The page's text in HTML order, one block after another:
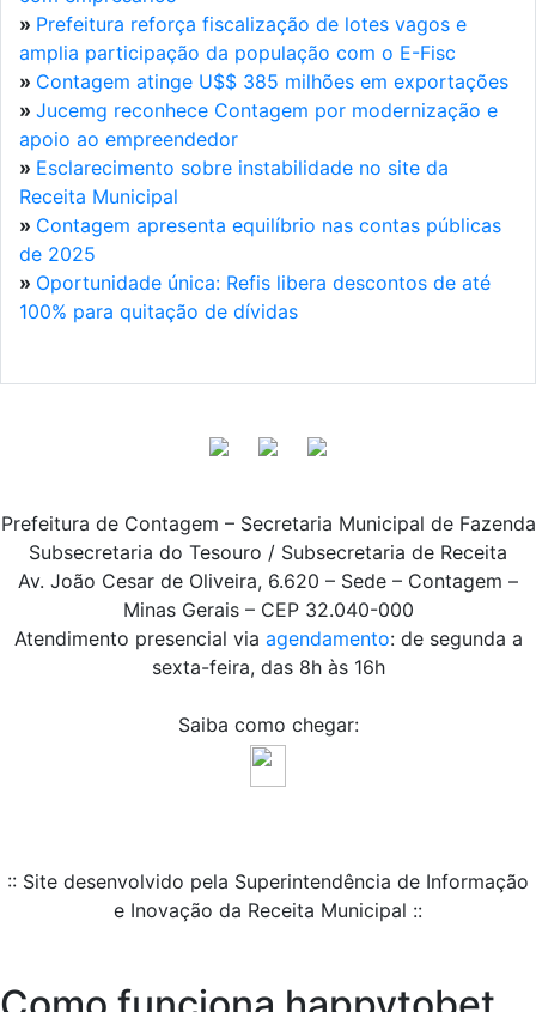
» Prefeitura reforça fiscalização de lotes vagos e
amplia participação da população com o E-Fisc
» Contagem atinge U$$ 385 milhões em exportações
» Jucemg reconhece Contagem por modernização e
apoio ao empreendedor
» Esclarecimento sobre instabilidade no site da
Receita Municipal
» Contagem apresenta equilíbrio nas contas públicas
de 2025
» Oportunidade única: Refis libera descontos de até
100% para quitação de dívidas
Prefeitura de Contagem – Secretaria Municipal de Fazenda
Subsecretaria do Tesouro / Subsecretaria de Receita
Av. João Cesar de Oliveira, 6.620 – Sede – Contagem –
Minas Gerais – CEP 32.040-000
Atendimento presencial via agendamento: de segunda a
sexta-feira, das 8h às 16h
Saiba como chegar:
:: Site desenvolvido pela Superintendência de Informação
e Inovação da Receita Municipal ::